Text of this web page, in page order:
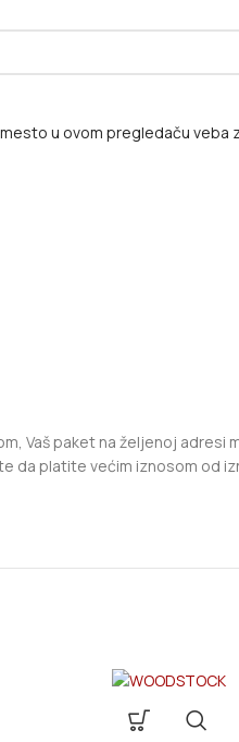
u ovom pregledaču veba
Vaš paket na željenoj
da platite većim iznosom od